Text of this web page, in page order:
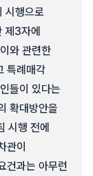
시행으로
제3자에
와 관련한
특례매각
들이 있다는
확대방안을
시행 전에
관이
건과는 아무런